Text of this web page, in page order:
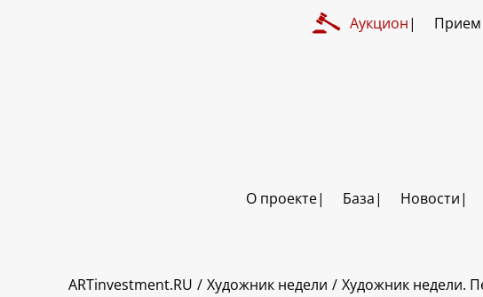
Аукцион Прием
О проекте База Новости
ARTinvestment.RU Художник недели Художник недели.